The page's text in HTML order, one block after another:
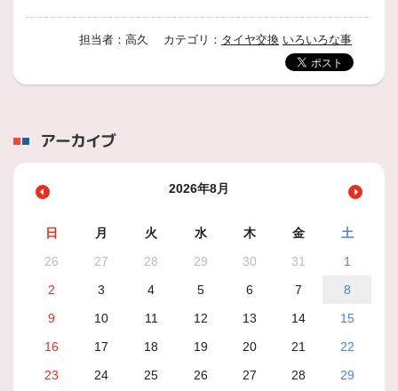
担当者：高久 カテゴリ： タイヤ交換 いろいろな事
アーカイブ
2026年8月
日 月 火 水 木 金
土
26
27 28 29 30 31
1
2
3 4 5 6 7
8
9
10 11 12 13 14
15
16
17 18 19 20 21
22
23
24 25 26 27 28
29